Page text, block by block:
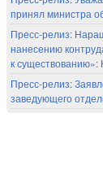
принял министра
Пресс-релиз:
нанесению
к
Пресс-релиз:
заведующего